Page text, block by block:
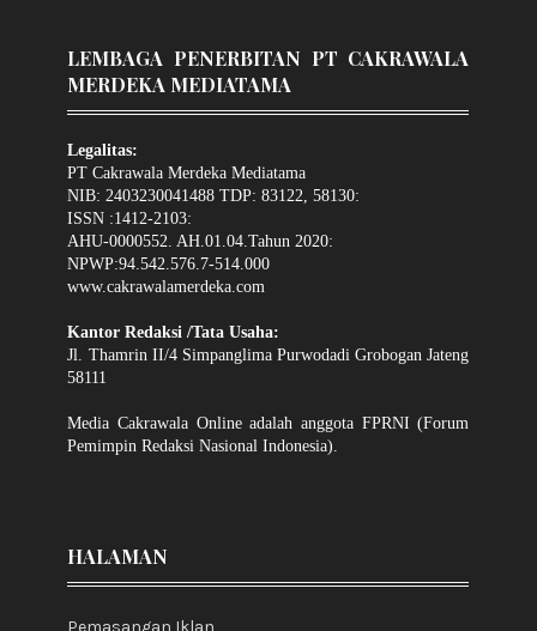
LEMBAGA PENERBITAN PT CAKRAWALA
MERDEKA MEDIATAMA
Legalitas:
PT Cakrawala Merdeka Mediatama
NIB: 2403230041488 TDP: 83122, 58130:
ISSN :1412-2103:
AHU-0000552. AH.01.04.Tahun 2020:
NPWP:94.542.576.7-514.000
www.cakrawalamerdeka.com
Kantor Redaksi /Tata Usaha:
Jl. Thamrin II/4 Simpanglima Purwodadi Grobogan Jateng
58111
Media Cakrawala Online adalah anggota FPRNI (Forum
Pemimpin Redaksi Nasional Indonesia).
HALAMAN